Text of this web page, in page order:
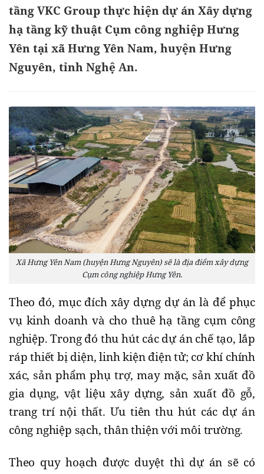
tầng VKC Group thực hiện dự án Xây dựng
hạ tầng kỹ thuật Cụm công nghiệp Hưng
Yên tại xã Hưng Yên Nam, huyện Hưng
Nguyên, tỉnh Nghệ An.
Xã Hưng Yên Nam (huyện Hưng Nguyên) sẽ là địa điểm xây dựng
Cụm công nghiệp Hưng Yên.
Theo đó, mục đích xây dựng dự án là để phục
vụ kinh doanh và cho thuê hạ tầng cụm công
nghiệp. Trong đó thu hút các dự án chế tạo, lắp
ráp thiết bị diện, linh kiện điện tử; cơ khí chính
xác, sản phẩm phụ trợ, may mặc, sản xuất đồ
gia dụng, vật liệu xây dựng, sản xuất đồ gỗ,
trang trí nội thất. Ưu tiên thu hút các dự án
công nghiệp sạch, thân thiện với môi trường.
Theo quy hoạch được duyệt thì dự án sẽ có